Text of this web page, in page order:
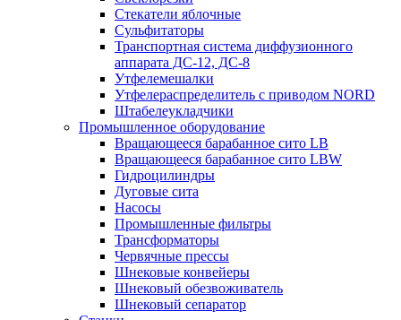
Стекатели яблочные
Сульфитаторы
Транспортная система диффузионного
аппарата ДС-12, ДС-8
Утфелемешалки
Утфелераспределитель с приводом NORD
Штабелеукладчики
Промышленное оборудование
Вращающееся барабанное сито LB
Вращающееся барабанное сито LBW
Гидроцилиндры
Дуговые сита
Насосы
Промышленные фильтры
Трансформаторы
Червячные прессы
Шнековые конвейеры
Шнековый обезвоживатель
Шнековый сепаратор